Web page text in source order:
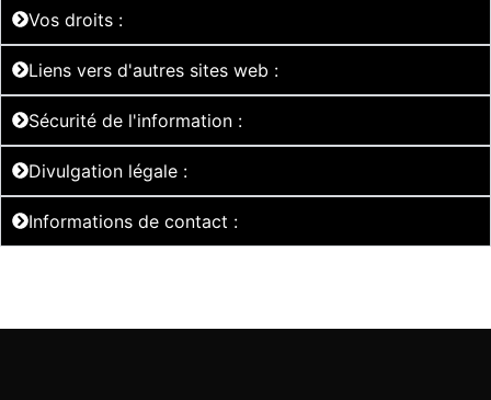
Vos droits :
Liens vers d'autres sites web :
Sécurité de l'information :
Divulgation légale :
Informations de contact :